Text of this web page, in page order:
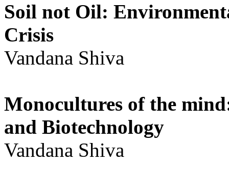
Soil not Oil:
Crisis
Vandana Shiva
Monocultures of the
and Biotechnology
Vandana Shiva